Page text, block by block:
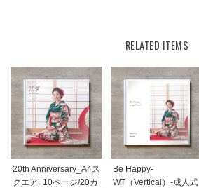
RELATED ITEMS
20th Anniversary_A4ス
クエア_10ページ/20カ
Be Happy-
WT（Vertical）-成人式